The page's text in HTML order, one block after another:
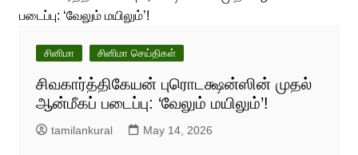
சினிமா சினிமா செய்திகள்
சிவகார்த்திகேயன் புரொடக்ஷன்ஸின் முதல்
ஆன்மீகப் படைப்பு: ‘வேலும் மயிலும்’!
tamilankural May 14, 2026